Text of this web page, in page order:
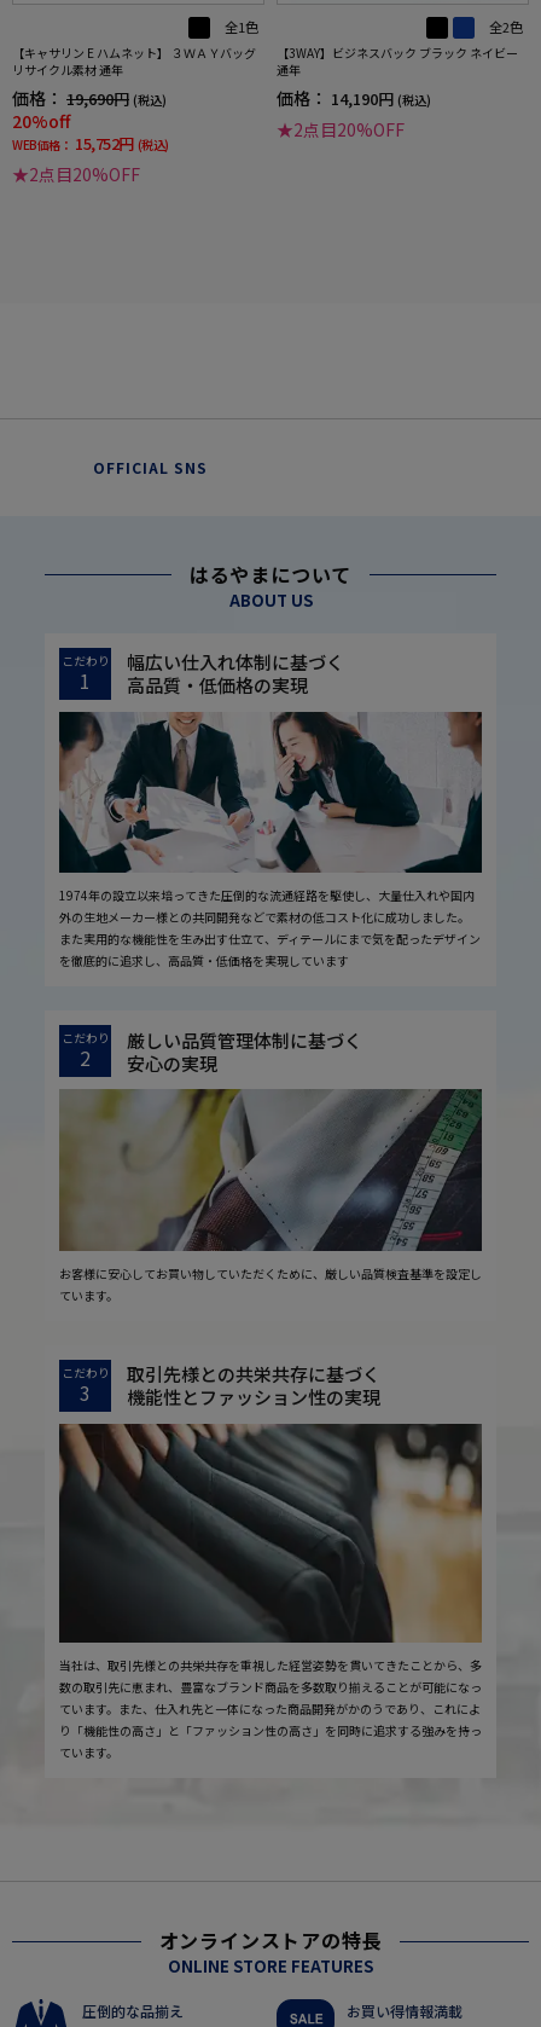
全1色
【キャサリン E ハムネット】 ３ＷＡＹバッグ
リサイクル素材 通年
価格： 19,690円 (税込)
20%off
WEB価格： 15,752円 (税込)
★2点目20%OFF
全2色
【3WAY】ビジネスバック ブラック ネイビー
通年
価格： 14,190円 (税込)
★2点目20%OFF
OFFICIAL SNS
はるやまについて
ABOUT US
こだわり
1
幅広い仕入れ体制に基づく
高品質・低価格の実現
1974年の設立以来培ってきた圧倒的な流通経路を駆使し、大量仕入れや国内
外の生地メーカー様との共同開発などで素材の低コスト化に成功しました。
また実用的な機能性を生み出す仕立て、ディテールにまで気を配ったデザイン
を徹底的に追求し、高品質・低価格を実現しています
こだわり
2
厳しい品質管理体制に基づく
安心の実現
お客様に安心してお買い物していただくために、厳しい品質検査基準を設定し
ています。
こだわり
3
取引先様との共栄共存に基づく
機能性とファッション性の実現
当社は、取引先様との共栄共存を重視した経営姿勢を貫いてきたことから、多
数の取引先に恵まれ、豊富なブランド商品を多数取り揃えることが可能になっ
ています。また、仕入れ先と一体になった商品開発がかのうであり、これによ
り「機能性の高さ」と「ファッション性の高さ」を同時に追求する強みを持っ
ています。
オンラインストアの特長
ONLINE STORE FEATURES
圧倒的な品揃え お買い得情報満載